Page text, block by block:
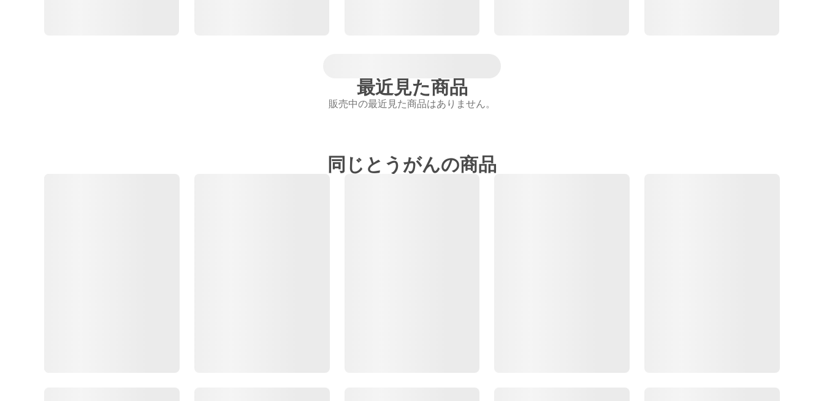
最近見た商品
販売中の最近見た商品はありません。
同じとうがんの商品